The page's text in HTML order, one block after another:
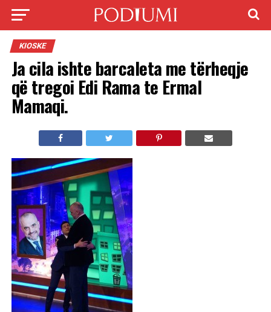
KIOSKE
Ja cila ishte barcaleta me tërheqje
që tregoi Edi Rama te Ermal
Mamaqi.